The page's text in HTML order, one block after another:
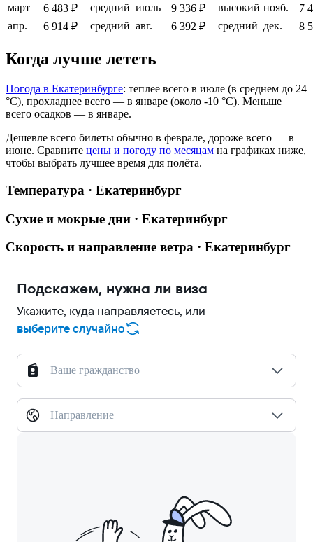
март
6 483 ₽ средний июль 9 336 ₽ высокий нояб.
7
апр.
6 914 ₽ средний авг. 6 392 ₽ средний дек. 8
Когда лучше лететь
Погода в Екатеринбурге: теплее всего в июле (в среднем до 24
°C), прохладнее всего — в январе (около -10 °C). Меньше
всего осадков — в январе.
Дешевле всего билеты обычно в феврале, дороже всего — в
июне. Сравните цены и погоду по месяцам на графиках ниже,
чтобы выбрать лучшее время для полёта.
Температура · Екатеринбург
Сухие и мокрые дни · Екатеринбург
Скорость и направление ветра · Екатеринбург
Подскажем, нужна ли виза
Укажите, куда направляетесь, или
выберите случайно
Ваше гражданство
Направление